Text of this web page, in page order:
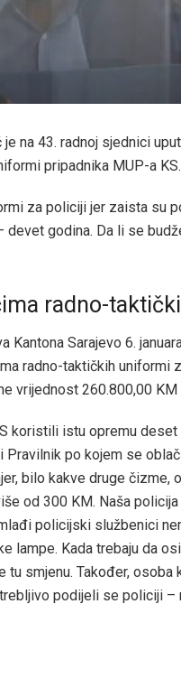
na 43. radnoj sjednici
pripadnika MUP-a KS.
za policiji jer zaista su
devet godina. Da li se
radno-
Kantona Sarajevo 6.
radno-taktičkih uniformi
vrijednost 260.800,00 KM
koristili istu opremu deset
po kojem se
bilo kakve druge čizme,
od 300 KM. Naša
policijski službenici
lampe. Kada trebaju da
tu smjenu. Također, osoba
podijeli se policiji –